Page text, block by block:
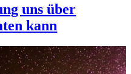
uns über
kann